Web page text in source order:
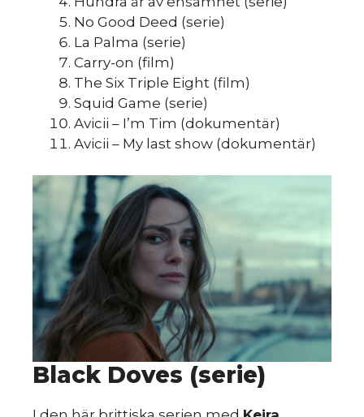
No Good Deed (serie)
La Palma (serie)
Carry-on (film)
The Six Triple Eight (film)
Squid Game (serie)
Avicii – I’m Tim (dokumentär)
Avicii – My last show (dokumentär)
Black Doves (serie)